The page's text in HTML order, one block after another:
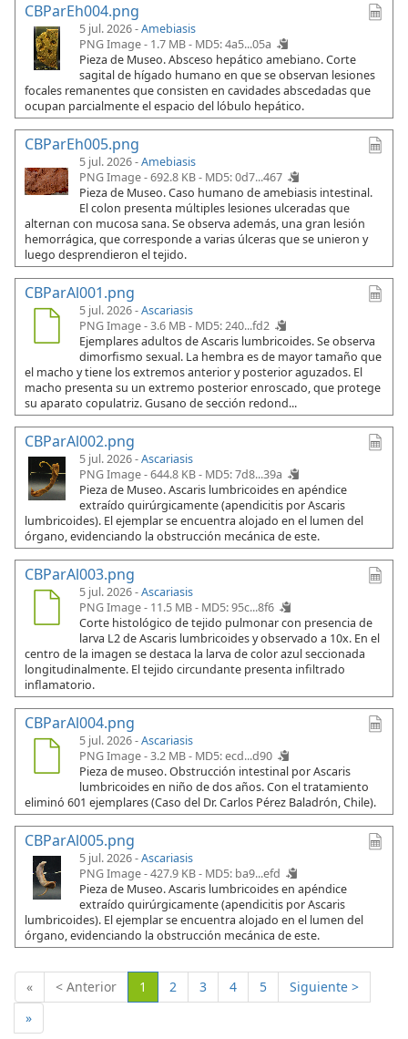
CBParEh004.png
5 jul. 2026 -Amebiasis
PNG Image - 1.7 MB - MD5: 4a5...05a
Pieza de Museo. Absceso hepático amebiano. Corte
sagital de hígado humano en que se observan lesiones
focales remanentes que consisten en cavidades abscedadas que
ocupan parcialmente el espacio del lóbulo hepático.
CBParEh005.png
5 jul. 2026 -Amebiasis
PNG Image - 692.8 KB - MD5: 0d7...467
Pieza de Museo. Caso humano de amebiasis intestinal.
El colon presenta múltiples lesiones ulceradas que
alternan con mucosa sana. Se observa además, una gran lesión
hemorrágica, que corresponde a varias úlceras que se unieron y
luego desprendieron el tejido.
CBParAl001.png
5 jul. 2026 -Ascariasis
PNG Image - 3.6 MB - MD5: 240...fd2
Ejemplares adultos de Ascaris lumbricoides. Se observa
dimorfismo sexual. La hembra es de mayor tamaño que
el macho y tiene los extremos anterior y posterior aguzados. El
macho presenta su un extremo posterior enroscado, que protege
su aparato copulatriz. Gusano de sección redond...
CBParAl002.png
5 jul. 2026 -Ascariasis
PNG Image - 644.8 KB - MD5: 7d8...39a
Pieza de Museo. Ascaris lumbricoides en apéndice
extraído quirúrgicamente (apendicitis por Ascaris
lumbricoides). El ejemplar se encuentra alojado en el lumen del
órgano, evidenciando la obstrucción mecánica de este.
CBParAl003.png
5 jul. 2026 -Ascariasis
PNG Image - 11.5 MB - MD5: 95c...8f6
Corte histológico de tejido pulmonar con presencia de
larva L2 de Ascaris lumbricoides y observado a 10x. En el
centro de la imagen se destaca la larva de color azul seccionada
longitudinalmente. El tejido circundante presenta infiltrado
inflamatorio.
CBParAl004.png
5 jul. 2026 -Ascariasis
PNG Image - 3.2 MB - MD5: ecd...d90
Pieza de museo. Obstrucción intestinal por Ascaris
lumbricoides en niño de dos años. Con el tratamiento
eliminó 601 ejemplares (Caso del Dr. Carlos Pérez Baladrón, Chile).
CBParAl005.png
5 jul. 2026 -Ascariasis
PNG Image - 427.9 KB - MD5: ba9...efd
Pieza de Museo. Ascaris lumbricoides en apéndice
extraído quirúrgicamente (apendicitis por Ascaris
lumbricoides). El ejemplar se encuentra alojado en el lumen del
órgano, evidenciando la obstrucción mecánica de este.
« < Anterior 1 (Actual)
2 3 4 5
Siguiente >
»